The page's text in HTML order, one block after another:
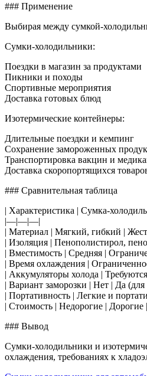
### Применение
Выбирая между сумкой-
Сумки-холодильники:
Поездки в магазин за продуктами
Пикники и походы
Спортивные мероприятия
Доставка готовых блюд
Изотермические контейнеры:
Длительные поездки и кемпинг
Сохранение замороженных
Транспортировка вакцин и
Доставка скоропортящихся
### Сравнительная таблица
| Характеристика | Сумка-
|—|—|—|
| Материал | Мягкий, гибкий |
| Изоляция | Пенополистирол,
| Вместимость | Средняя |
| Время охлаждения |
| Аккумуляторы холода |
| Вариант заморозки | Нет | Да
| Портативность | Легкие и
| Стоимость | Недорогие | Дорогие |
### Вывод
Сумки-холодильники и
охлаждения, требованиях к